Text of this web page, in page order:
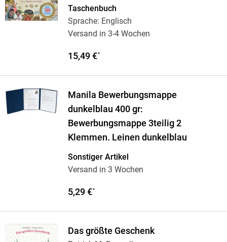
Taschenbuch
Sprache: Englisch
Versand in 3-4 Wochen
15,49 €*
Manila Bewerbungsmappe
dunkelblau 400 gr:
Bewerbungsmappe 3teilig 2
Klemmen. Leinen dunkelblau
Sonstiger Artikel
Versand in 3 Wochen
5,29 €*
Das größte Geschenk